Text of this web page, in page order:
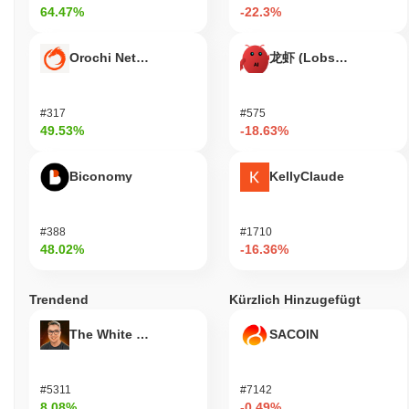
fördern, das vielfältige Funktionen für Benutzer, Inhaber und
Ist Bonsai Token noch aktiv oder relevant?
Bonsai Token bleibt aktiv durch einen kürzlich im September 2023
Verbesserung des Gemeinschaftsengagements und die
Erweiterung seiner Ökosystempartnerschaften konzentrierte. Die
Verbesserung der Nützlichkeit des Tokens innerhalb dezentraler
Finanzanwendungen (DeFi), mit laufenden Updates zu seinen
Zugänglichkeit für die Benutzer sicherzustellen. Darüber hinaus
wurde Bonsai Token in verschiedene dezentrale Anwendungen
integriert, die es den Benutzern ermöglichen, den Token für
Vorschläge in der Gemeinschaft deuten auf ein Engagement für
64.47%
Orochi Network
#317
49.53%
Biconomy
#388
48.02%
-22.3%
龙虾 (Lobster)
#575
-18.63%
KellyClaude
#1710
-16.36%
Trendend
The White Bull
#5311
Kürzlich Hinzugefügt
SACOIN
#7142